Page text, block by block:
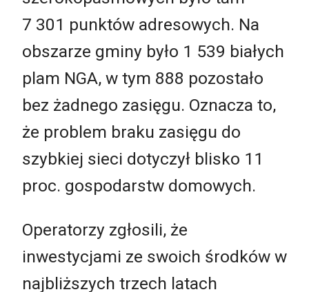
7 301 punktów adresowych. Na
obszarze gminy było 1 539 białych
plam NGA, w tym 888 pozostało
bez żadnego zasięgu. Oznacza to,
że problem braku zasięgu do
szybkiej sieci dotyczył blisko 11
proc. gospodarstw domowych.
Operatorzy zgłosili, że
inwestycjami ze swoich środków w
najbliższych trzech latach